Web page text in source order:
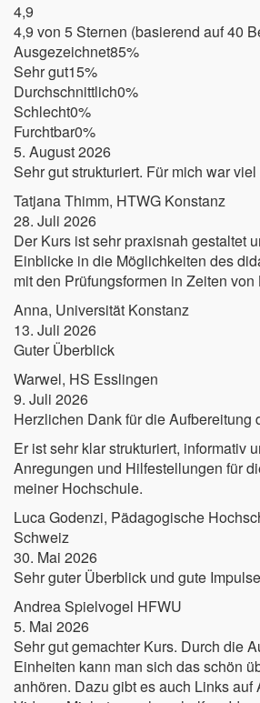
4,9
4,9 von 5 Sternen (basierend auf 40
Ausgezeichnet85%
Sehr gut15%
Durchschnittlich0%
Schlecht0%
Furchtbar0%
5. August 2026
Sehr gut strukturiert. Für mich war
Tatjana Thimm, HTWG Konstanz
28. Juli 2026
Der Kurs ist sehr praxisnah gestaltet
Einblicke in die Möglichkeiten des
mit den Prüfungsformen in Zeiten von
Anna, Universität Konstanz
13. Juli 2026
Guter Überblick
Warwel, HS Esslingen
9. Juli 2026
Herzlichen Dank für die Aufbereitung
Er ist sehr klar strukturiert, informativ
Anregungen und Hilfestellungen für
meiner Hochschule.
Luca Godenzi, Pädagogische
Schweiz
30. Mai 2026
Sehr guter Überblick und gute Impulse
Andrea Spielvogel HFWU
5. Mai 2026
Sehr gut gemachter Kurs. Durch die
Einheiten kann man sich das schön
anhören. Dazu gibt es auch Links auf